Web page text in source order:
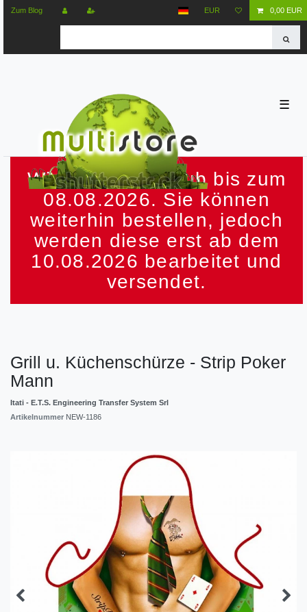
Zum Blog EUR 0,00 EUR
☰
Wir machen Urlaub bis zum
08.08.2026. Sie können
weiterhin bestellen, jedoch
werden diese erst ab dem
10.08.2026 bearbeitet und
versendet.
Grill u. Küchenschürze - Strip Poker
Mann
Itati - E.T.S. Engineering Transfer System Srl
Artikelnummer NEW-1186